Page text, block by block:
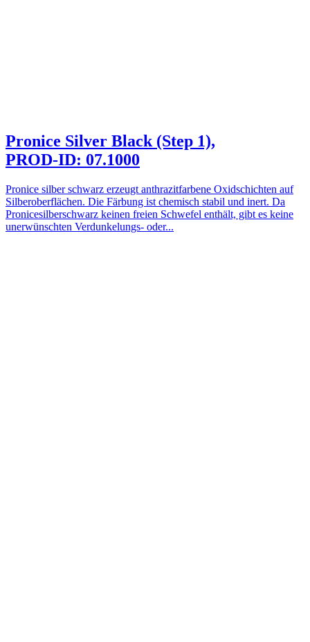
Pronice Silver Black (Step 1),
PROD-ID: 07.1000
Pronice silber schwarz erzeugt anthrazitfarbene Oxidschichten auf
Silberoberflächen. Die Färbung ist chemisch stabil und inert. Da
Pronicesilberschwarz keinen freien Schwefel enthält, gibt es keine
unerwünschten Verdunkelungs- oder...